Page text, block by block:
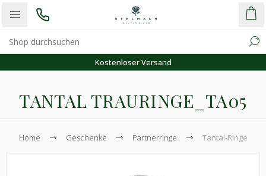
Kostenloser Versand
TANTAL TRAURINGE_TA05
Home Geschenke Partnerringe Tantal-Ringe